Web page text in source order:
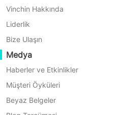
İndir Destek
Satış
Temsilcisiyle
Yedekleme ve Kurtarma
Gerçek Zamanlı Yeniden
Sürekli Veri Koruma
Yedek Kopya için Dış Site
Arşivleme
İş Orkestrasyonu
İş Yükü Taşınabilirliği
VMware
Hyper-V
Proxmox
XCP-ng
oVirt
H3C CAS/UIS
ZStack
Bilgi Tabanı
Nasıl Yapılır Videoları
Yardım Merkezi
Canlı Etkinlikler
Webinars
Canlı Örnek
Müşteri Öyküleri
Nasıl Satın Alacağınızı Öğrenin
Lisanslama Politikası
SSS
İletişim
Teklif Talebi İste
Ortaklık Programı
Bir Ortak Olun
Bir Ortak Bul
Yerel bir ortak bulun
Zaten bir ortak mısınız?
Partner Portal Girişi
Vinchin Hakkında
Liderlik
Bize Ulaşın
Medya
Haberler ve Etkinlikler
Müşteri Öyküleri
Beyaz Belgeler
Ana Sayfa
Nasıl Değişmez
Önemli?
Immütabil
ve korsan yazılımların
gereklidir. Bu strateji,
durumlarını önler,
düzenleyici standartlara